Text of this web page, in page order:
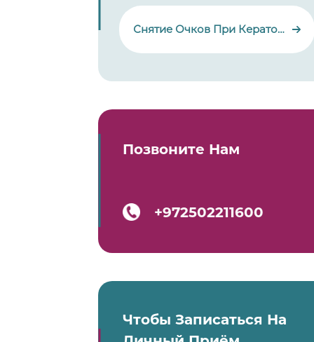
Снятие Очков При Кератоконусе
Позвоните Нам
+972502211600
Чтобы Записаться На